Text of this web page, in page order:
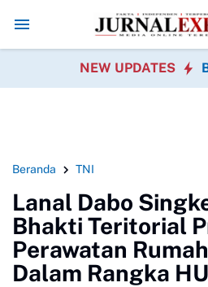
Massal GratisSaka Bahari
NEW UPDATES
Beranda TNI
Lanal Dabo
Bhakti Teritorial
Perawatan
Dalam Rangka